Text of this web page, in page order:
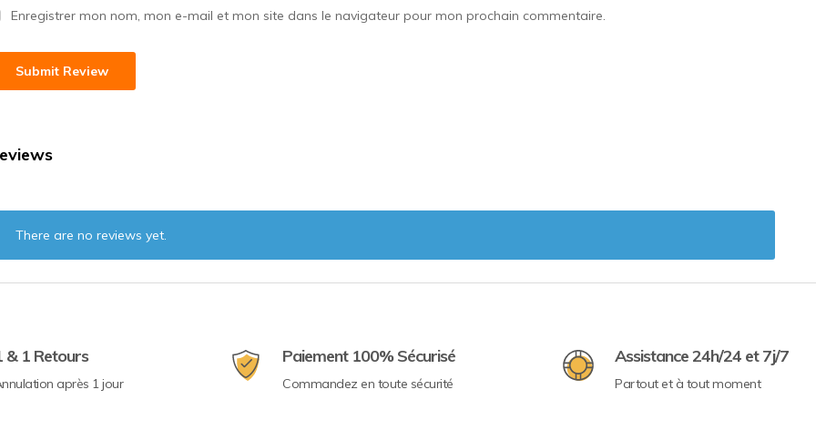
Enregistrer mon nom, mon e-mail et mon site dans le navigateur pour mon prochain commentaire.
There are no reviews yet.
& 1 Retours
après 1 jour
Paiement 100% Sécurisé
Commandez en toute sécurité
Assistance 24h/24 et 7j/7
Partout et à tout moment